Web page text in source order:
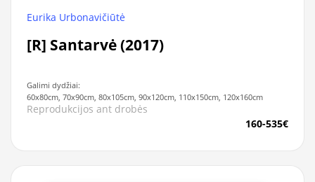
Eurika Urbonavičiūtė
[R] Santarvė (2017)
Galimi dydžiai:
60x80cm, 70x90cm, 80x105cm, 90x120cm, 110x150cm, 120x160cm
Reprodukcijos ant drobės
160-535€